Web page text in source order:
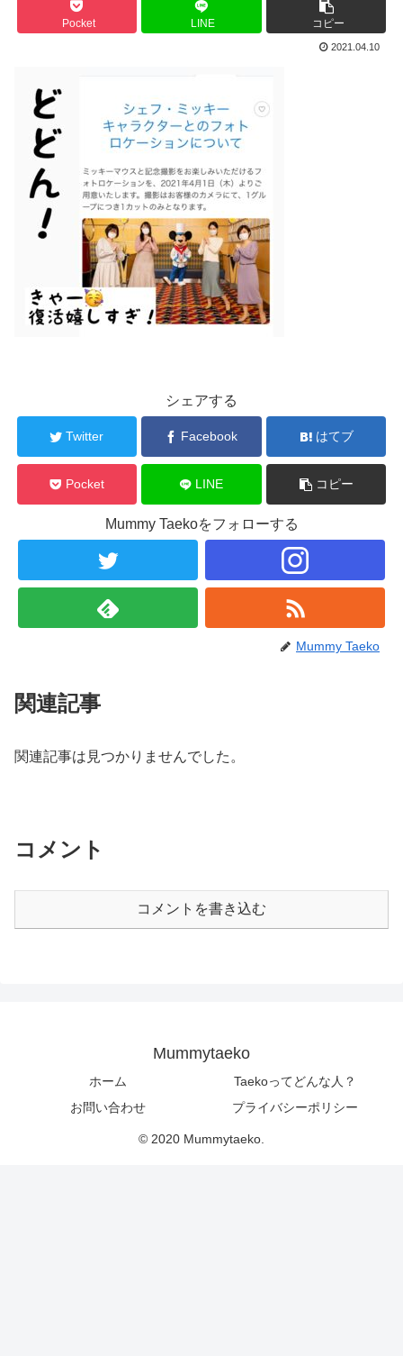
Pocket LINE コピー
2021.04.10
シェアする
Twitter Facebook はてブ
Pocket LINE コピー
Mummy Taekoをフォローする
Mummy Taeko
関連記事
関連記事は見つかりませんでした。
コメント
コメントを書き込む
Mummytaeko
ホーム
Taekoってどんな人？
お問い合わせ
プライバシーポリシー
© 2020 Mummytaeko.